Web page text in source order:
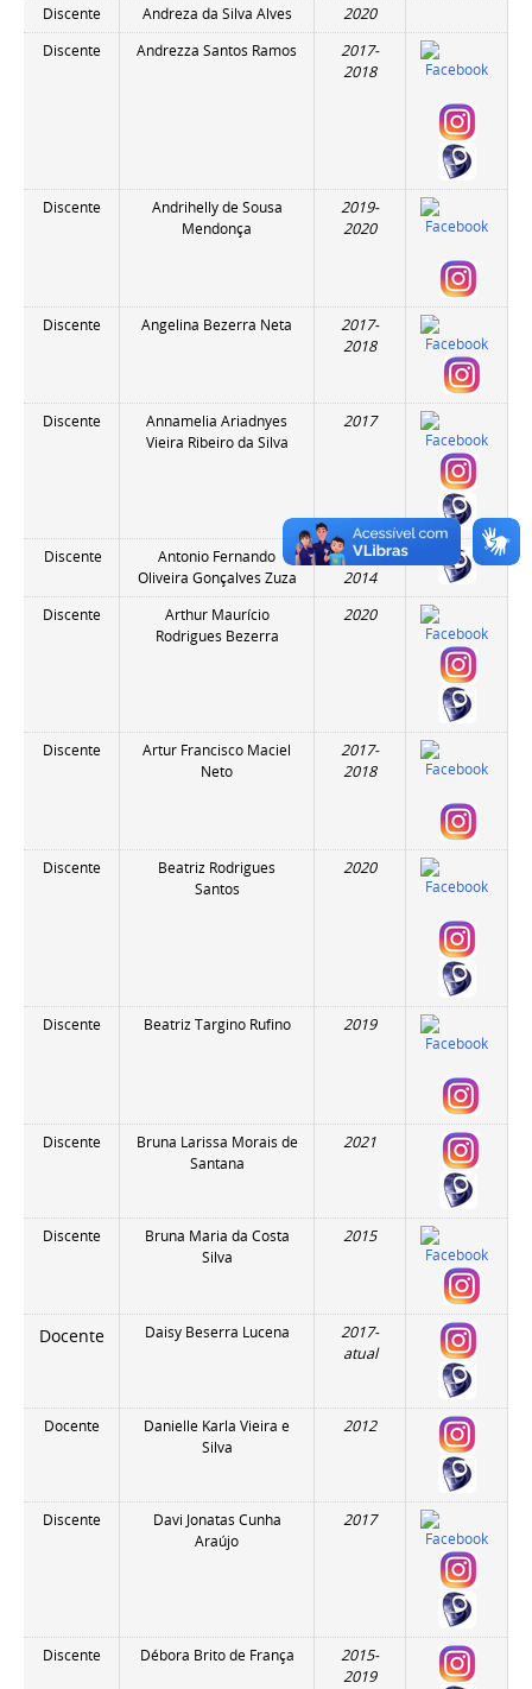
Discente Andreza da Silva Alves
2020
Discente
Andrezza Santos Ramos
2017-
2018
Discente
Andrihelly de Sousa
Mendonça
2019-
2020
Discente Angelina Bezerra Neta
2017-
2018
Discente
Annamelia Ariadnyes
Vieira Ribeiro da Silva
2017
Discente
Antonio Fernando
Oliveira Gonçalves Zuza
2013-
2014
Discente
Arthur Maurício
Rodrigues Bezerra
2020
Discente
Artur Francisco Maciel
Neto
2017-
2018
Discente
Beatriz Rodrigues
Santos
2020
Discente Beatriz Targino Rufino 2019
Discente
Bruna Larissa Morais de
Santana
2021
Discente
Bruna Maria da Costa
Silva
2015
Docente Daisy Beserra Lucena
2017-
atual
Docente
Danielle Karla Vieira e
Silva
2012
Discente
Davi Jonatas Cunha
Araújo
2017
Discente Débora Brito de França
2015-
2019